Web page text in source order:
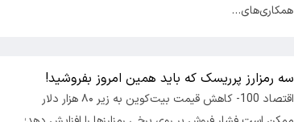
همکاری‌های…
سه رمزارز پرریسک که باید همین امروز بفروشید!
اقتصاد 100- کاهش قیمت بیت‌کوین به زیر ۸۰ هزار دلار